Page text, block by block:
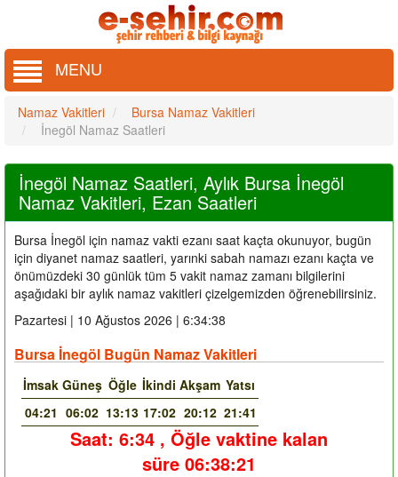
MENU
Namaz Vakitleri
Bursa Namaz Vakitleri
İnegöl Namaz Saatleri
İnegöl Namaz Saatleri, Aylık Bursa İnegöl
Namaz Vakitleri, Ezan Saatleri
Bursa İnegöl için namaz vakti ezanı saat kaçta okunuyor, bugün
için diyanet namaz saatleri, yarınki sabah namazı ezanı kaçta ve
önümüzdeki 30 günlük tüm 5 vakit namaz zamanı bilgilerini
aşağıdaki bir aylık namaz vakitleri çizelgemizden öğrenebilirsiniz.
Pazartesi | 10 Ağustos 2026 | 6:34:39
Bursa İnegöl Bugün Namaz Vakitleri
İmsak
04:21
Güneş
06:02
Öğle
13:13
İkindi
17:02
Akşam
20:12
Yatsı
21:41
Saat: 6:34 , Öğle vaktine kalan
süre 06:38:20